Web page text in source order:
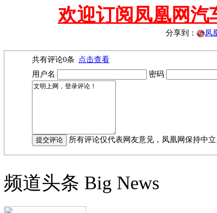
欢迎订阅凤凰网汽
分享到： 凤
共有评论0条
点击查看
用户名
密码
所有评论仅代表网友意见，凤凰网保持中
频道头条 Big News